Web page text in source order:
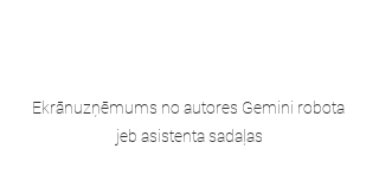
Ekrānuzņēmums no autores Gemini robota
jeb asistenta sadaļas